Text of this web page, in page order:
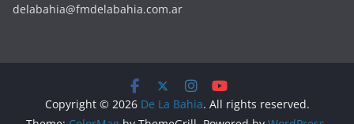
delabahia@fmdelabahia.com.ar
Copyright © 2026 De La Bahia. All rights reserved.